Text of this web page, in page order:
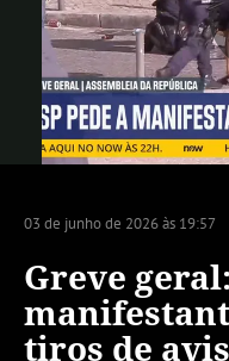
03 de junho de 2026 às 19:57
Greve
tiros de